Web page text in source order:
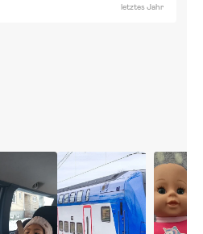
letztes Jahr